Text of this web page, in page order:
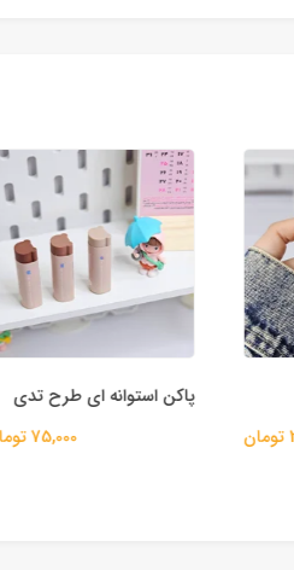
پاکن استوانه ای طرح تدی
75,000 تومان